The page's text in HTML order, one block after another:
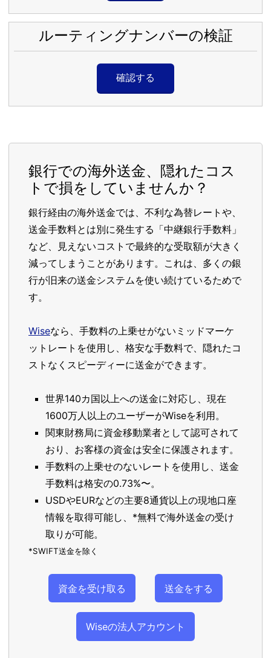
ルーティングナンバーの検証
確認する
銀行での海外送金、隠れたコス
トで損をしていませんか？
銀行経由の海外送金では、不利な為替レートや、
送金手数料とは別に発生する「中継銀行手数料」
など、見えないコストで最終的な受取額が大きく
減ってしまうことがあります。これは、多くの銀
行が旧来の送金システムを使い続けているためで
す。
Wiseなら、手数料の上乗せがないミッドマーケ
ットレートを使用し、格安な手数料で、隠れたコ
ストなくスピーディーに送金ができます。
世界140カ国以上への送金に対応し、現在
1600万人以上のユーザーがWiseを利用。
関東財務局に資金移動業者として認可されて
おり、お客様の資金は安全に保護されます。
手数料の上乗せのないレートを使用し、送金
手数料は格安の0.73%〜。
USDやEURなどの主要8通貨以上の現地口座
情報を取得可能し、*無料で海外送金の受け
取りが可能。
*SWIFT送金を除く
資金を受け取る 送金をする
Wiseの法人アカウント